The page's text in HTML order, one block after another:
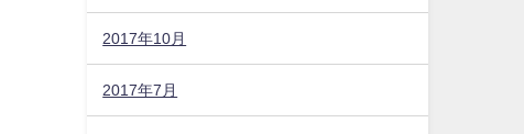
2017年10月
2017年7月